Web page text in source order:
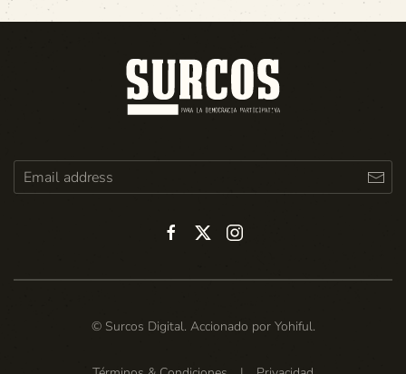
© Surcos Digital. Accionado por Yohiful.